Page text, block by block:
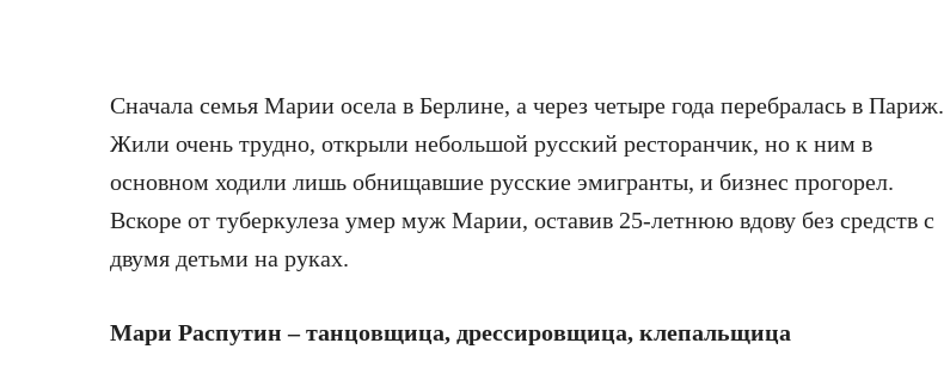
Сначала семья Марии осела в Берлине, а через четыре года перебралась в Париж.
Жили очень трудно, открыли небольшой русский ресторанчик, но к ним в
основном ходили лишь обнищавшие русские эмигранты, и бизнес прогорел.
Вскоре от туберкулеза умер муж Марии, оставив 25-летнюю вдову без средств с
двумя детьми на руках.
Мари Распутин – танцовщица, дрессировщица, клепальщица